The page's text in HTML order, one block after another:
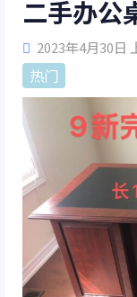
二手办公
2023年4月30日
热门